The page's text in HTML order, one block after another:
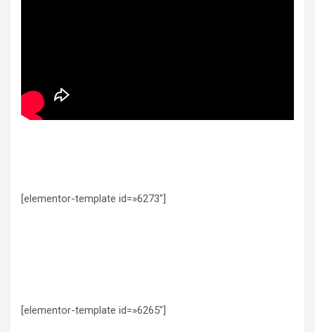
[elementor-template id=»6273″]
[elementor-template id=»6265″]